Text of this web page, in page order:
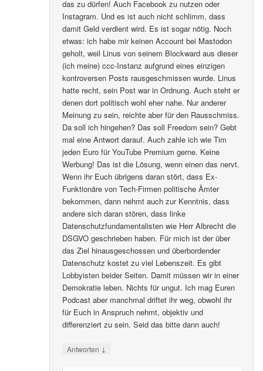
das zu dürfen! Auch Facebook zu nutzen oder
Instagram. Und es ist auch nicht schlimm, dass
damit Geld verdient wird. Es ist sogar nötig. Noch
etwas: ich habe mir keinen Account bei Mastodon
geholt, weil Linus von seinem Blockward aus dieser
(ich meine) ccc-Instanz aufgrund eines einzigen
kontroversen Posts rausgeschmissen wurde. Linus
hatte recht, sein Post war in Ordnung. Auch steht er
denen dort politisch wohl eher nahe. Nur anderer
Meinung zu sein, reichte aber für den Rausschmiss.
Da soll ich hingehen? Das soll Freedom sein? Gebt
mal eine Antwort darauf. Auch zahle ich wie Tim
jeden Euro für YouTube Premium gerne. Keine
Werbung! Das ist die Lösung, wenn einen das nervt.
Wenn ihr Euch übrigens daran stört, dass Ex-
Funktionäre von Tech-Firmen politische Ämter
bekommen, dann nehmt auch zur Kenntnis, dass
andere sich daran stören, dass linke
Datenschutzfundamentalisten wie Herr Albrecht die
DSGVO geschrieben haben. Für mich ist der über
das Ziel hinausgeschossen und überbordender
Datenschutz kostet zu viel Lebenszeit. Es gibt
Lobbyisten beider Seiten. Damit müssen wir in einer
Demokratie leben. Nichts für ungut. Ich mag Euren
Podcast aber manchmal driftet ihr weg, obwohl ihr
für Euch in Anspruch nehmt, objektiv und
differenziert zu sein. Seid das bitte dann auch!
Antworten ↓